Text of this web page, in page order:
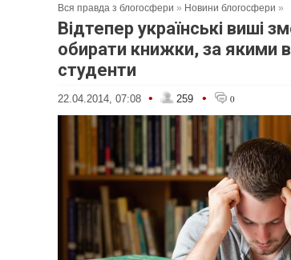
Вся правда з блогосфери » Новини блогосфери »
Відтепер українські виші
обирати книжки, за якими
студенти
22.04.2014, 07:08 • 259 • 0